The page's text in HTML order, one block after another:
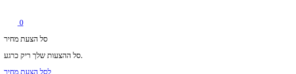
0
סל הצעת מחיר
סל ההצעות שלך ריק כרגע.
לסל הצעת מחיר